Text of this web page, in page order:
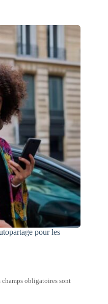
pour les
champs obligatoires sont